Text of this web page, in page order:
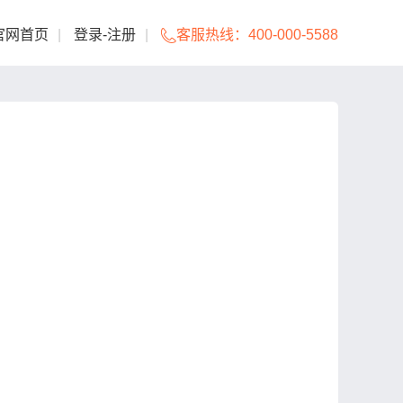
网首页 登录-注册 客服热线： 400-000-5588